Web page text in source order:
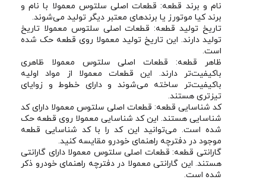
نام و برند قطعه: قطعات اصلی سلتوس معمولا با نام و
برند کیا موتورز یا برندهای معتبر دیگر تولید می‌شوند.
تاریخ تولید قطعه: قطعات اصلی سلتوس معمولا تاریخ
تولید دارند. این تاریخ تولید معمولا روی قطعه حک شده
است.
ظاهر قطعه: قطعات اصلی سلتوس معمولا ظاهری
باکیفیت‌تر دارند. این قطعات معمولا از مواد اولیه
باکیفیت‌تر ساخته می‌شوند و دارای خطوط و زوایای
تیزتری هستند.
کد شناسایی قطعه: قطعات اصلی سلتوس معمولا دارای کد
شناسایی هستند. این کد شناسایی معمولا روی قطعه حک
شده است. می‌توانید این کد را با کد شناسایی قطعه
موجود در دفترچه راهنمای خودرو مقایسه کنید.
گارانتی قطعه: قطعات اصلی سلتوس معمولا دارای گارانتی
هستند. این گارانتی معمولا در دفترچه راهنمای خودرو ذکر
شده است.